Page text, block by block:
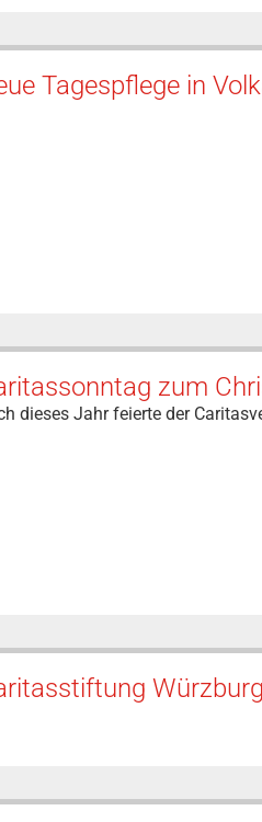
Tagespflege in
zum
dieses Jahr feierte der